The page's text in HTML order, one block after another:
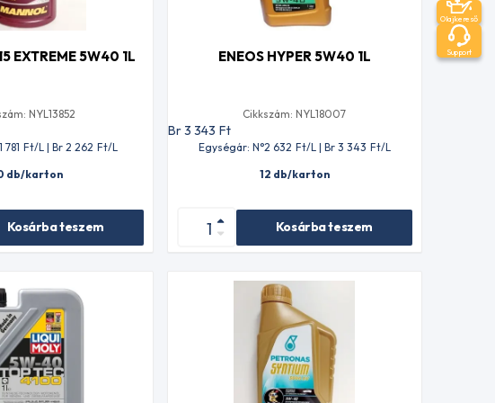
EXTREME 5W40 1L
NYL13852
781 Ft/L | Br 2 262 Ft/L
db/karton
Kosárba teszem
ENEOS HYPER 5W40 1L
Cikkszám: NYL18007
Br 3 343 Ft
Egységár: N°2 632 Ft/L | Br 3 343 Ft/L
12 db/karton
Kosárba teszem
Olajkereső
Support